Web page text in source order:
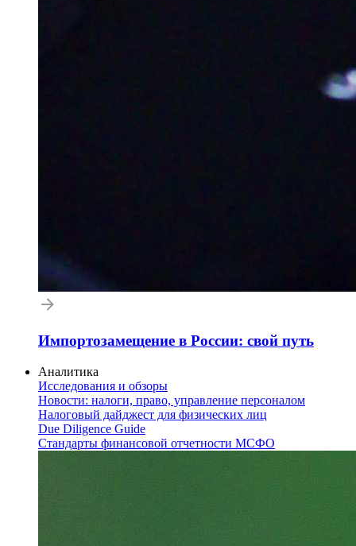
Импортозамещение в России: свой путь
Аналитика
Исследования и обзоры
Новости: налоги, право, управление персоналом
Налоговый дайджест для физических лиц
Due Diligence Guide
Стандарты финансовой отчетности МСФО